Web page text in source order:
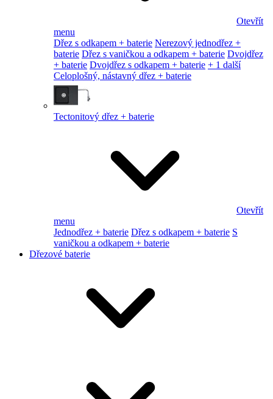
Otevřít
menu
Dřez s odkapem + baterie Nerezový jednodřez +
baterie Dřez s vaničkou a odkapem + baterie Dvojdřez
+ baterie Dvojdřez s odkapem + baterie + 1 další
Celoplošný, nástavný dřez + baterie
Tectonitový dřez + baterie
Otevřít
menu
Jednodřez + baterie Dřez s odkapem + baterie S
vaničkou a odkapem + baterie
Dřezové baterie